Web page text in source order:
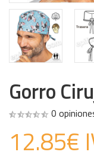
Gorro
0
12.85€